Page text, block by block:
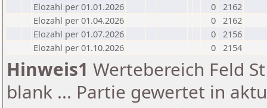
Elozahl per 01.01.2026
0 2162
Elozahl per 01.04.2026
0 2162
Elozahl per 01.07.2026
0 2156
Elozahl per 01.10.2026
0 2154
Hinweis1 Wertebereich Feld
blank ... Partie gewertet in